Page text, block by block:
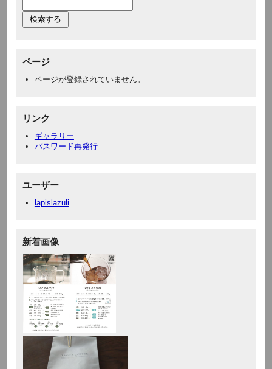
ページ
ページが登録されていません。
リンク
ギャラリー
パスワード再発行
ユーザー
lapislazuli
新着画像